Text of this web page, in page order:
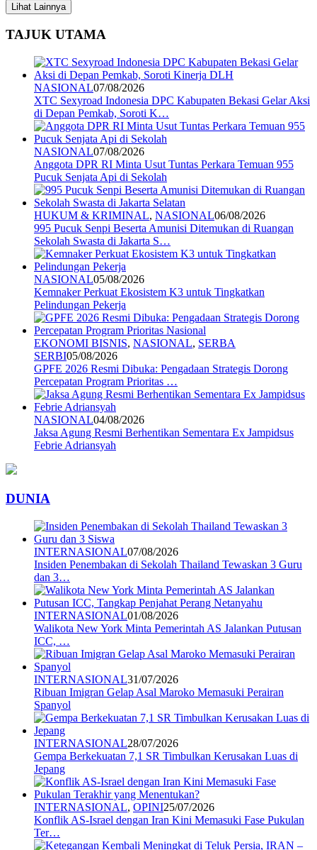
Lihat Lainnya
TAJUK UTAMA
NASIONAL07/08/2026
XTC Sexyroad Indonesia DPC Kabupaten Bekasi Gelar Aksi
di Depan Pemkab, Soroti K…
NASIONAL07/08/2026
Anggota DPR RI Minta Usut Tuntas Perkara Temuan 955
Pucuk Senjata Api di Sekolah
HUKUM & KRIMINAL, NASIONAL06/08/2026
995 Pucuk Senpi Beserta Amunisi Ditemukan di Ruangan
Sekolah Swasta di Jakarta S…
NASIONAL05/08/2026
Kemnaker Perkuat Ekosistem K3 untuk Tingkatkan
Pelindungan Pekerja
EKONOMI BISNIS, NASIONAL, SERBA
SERBI05/08/2026
GPFE 2026 Resmi Dibuka: Pengadaan Strategis Dorong
Percepatan Program Prioritas …
NASIONAL04/08/2026
Jaksa Agung Resmi Berhentikan Sementara Ex Jampidsus
Febrie Adriansyah
DUNIA
INTERNASIONAL07/08/2026
Insiden Penembakan di Sekolah Thailand Tewaskan 3 Guru
dan 3…
INTERNASIONAL01/08/2026
Walikota New York Minta Pemerintah AS Jalankan Putusan
ICC, …
INTERNASIONAL31/07/2026
Ribuan Imigran Gelap Asal Maroko Memasuki Perairan
Spanyol
INTERNASIONAL28/07/2026
Gempa Berkekuatan 7,1 SR Timbulkan Kerusakan Luas di
Jepang
INTERNASIONAL, OPINI25/07/2026
Konflik AS-Israel dengan Iran Kini Memasuki Fase Pukulan
Ter…